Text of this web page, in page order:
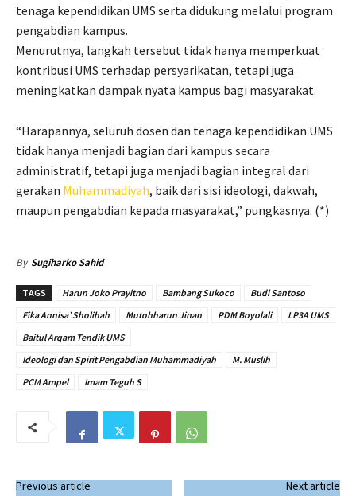
tenaga kependidikan UMS serta didukung melalui program
pengabdian kampus.
Menurutnya, langkah tersebut tidak hanya memperkuat
kontribusi UMS terhadap persyarikatan, tetapi juga
meningkatkan dampak nyata kampus bagi masyarakat.
“Harapannya, seluruh dosen dan tenaga kependidikan UMS
tidak hanya menjadi bagian dari kampus secara
administratif, tetapi juga menjadi bagian integral dari
gerakan Muhammadiyah, baik dari sisi ideologi, dakwah,
maupun pengabdian kepada masyarakat,” pungkasnya. (*)
By Sugiharko Sahid
TAGS Harun Joko Prayitno Bambang Sukoco
Budi Santoso
Fika Annisa’ Sholihah
Mutohharun Jinan PDM Boyolali
LP3A UMS
Baitul Arqam Tendik UMS
Ideologi dan Spirit Pengabdian Muhammadiyah
M. Muslih
PCM Ampel
Imam Teguh S
Previous article Next article